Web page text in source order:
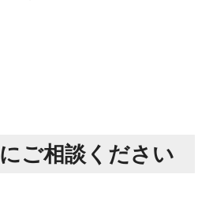
ご相談ください